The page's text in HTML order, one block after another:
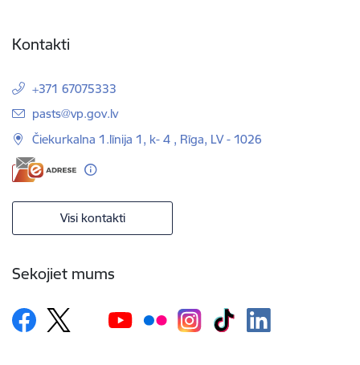
Kontakti
+371 67075333
E-pasts:
pasts@vp.gov.lv
Čiekurkalna 1.līnija 1, k- 4 , Rīga, LV - 1026
Visi kontakti
Sekojiet mums